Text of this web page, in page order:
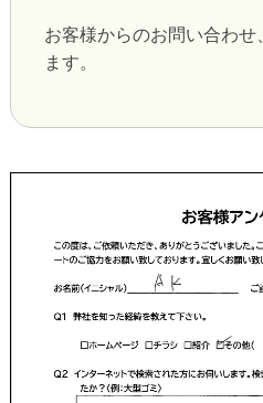
お客様からのお問い合わせ
ます。